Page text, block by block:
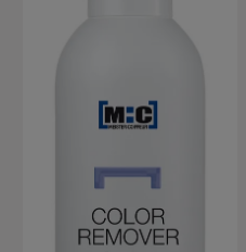
bringen. Mit dem Kamm kann
das Mittel gleichmäßig im